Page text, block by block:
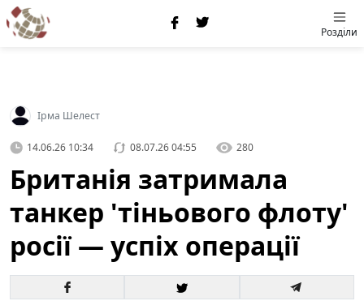
Розділи
Ірма Шелест
14.06.26 10:34 08.07.26 04:55 280
Британія затримала
танкер 'тіньового флоту'
росії — успіх операції